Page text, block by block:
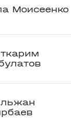
Моисеенко